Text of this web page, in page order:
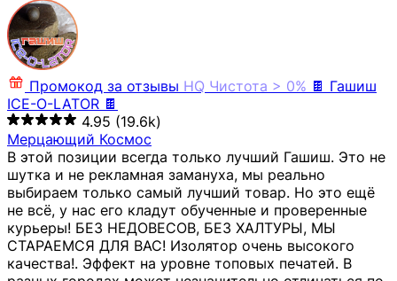
Промокод за отзывы HQ Чистота > 0% 🍫 Гашиш
ICE-O-LATOR 🍫
4.95 (19.6k)
Мерцающий Космос
В этой позиции всегда только лучший Гашиш. Это не
шутка и не рекламная замануха, мы реально
выбираем только самый лучший товар. Но это ещё
не всё, у нас его кладут обученные и проверенные
курьеры! БЕЗ НЕДОВЕСОВ, БЕЗ ХАЛТУРЫ, МЫ
СТАРАЕМСЯ ДЛЯ ВАС! Изолятор очень высокого
качества!. Эффект на уровне топовых печатей. В